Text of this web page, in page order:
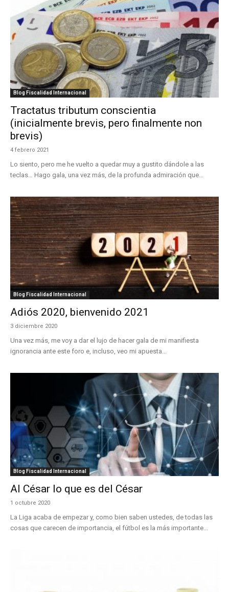
Blog Fiscalidad Internacional
Tractatus tributum conscientia
(inicialmente brevis, pero finalmente non
brevis)
4 febrero 2021
Lo siento, pero me he vuelto a quedar muy a gustito dándole a las
teclas… Hago gala, una vez más, de la profunda admiración que...
Blog Fiscalidad Internacional
Adiós 2020, bienvenido 2021
3 diciembre 2020
Una vez más, me voy a dar el lujo de hacer gala de mi manifiesta
ignorancia ante este foro e, incluso, veo mi apuesta...
Blog Fiscalidad Internacional
Al César lo que es del César
1 octubre 2020
La Liga acaba de empezar y, como bien saben ustedes, de todas las
cosas que carecen de importancia, el fútbol es la más importante...